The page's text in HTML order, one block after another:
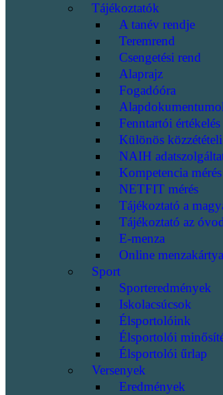
Tájékoztatók
A tanév rendje
Teremrend
Csengetési rend
Alaprajz
Fogadóóra
Fenntartói értékelés
Különös
NAIH
Kompetencia mérés
NETFIT mérés
Tájékoztató a
Tájékoztató az
E-menza
Online
Sport
Sporteredmények
Iskolacsúcsok
Élsportolóink
Élsportolói
Élsportolói űrlap
Versenyek
Eredmények